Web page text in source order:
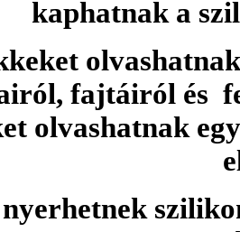
kaphatnak a
fajtáiról és
olvashatnak